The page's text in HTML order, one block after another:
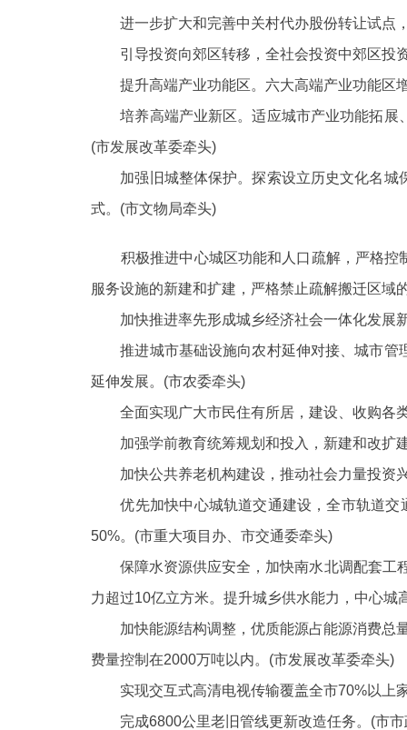
进一步扩大和完善中关村代办股份转让试点
引导投资向郊区转移，全社会投资中郊区投
提升高端产业功能区。六大高端产业功能区
培养高端产业新区。适应城市产业功能拓展
(市发展改革委牵头)
加强旧城整体保护。探索设立历史文化名城
式。 (市文物局牵头)
积极推进中心城区功能和人口疏解，严格控
服务设施的新建和扩建，严格禁止疏解搬迁区域
加快推进率先形成城乡经济社会一体化发展
推进城市基础设施向农村延伸对接、城市管
延伸发展。 (市农委牵头)
全面实现广大市民住有所居，建设、收购各
加强学前教育统筹规划和投入，新建和改扩
加快公共养老机构建设，推动社会力量投资
优先加快中心城轨道交通建设，全市轨道交
50%。(市重大项目办、市交通委牵头)
保障水资源供应安全，加快南水北调配套工
力超过10亿立方米。提升城乡供水能力，中心
加快能源结构调整，优质能源占能源消费总
费量控制在2000万吨以内。(市发展改革委牵头)
实现交互式高清电视传输覆盖全市70%以上
完成6800公里老旧管线更新改造任务。(市